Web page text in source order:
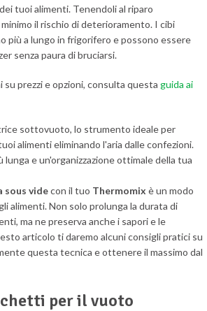
tuoi alimenti. Tenendoli al riparo
minimo il rischio di deterioramento. I cibi
più a lungo in frigorifero e possono essere
senza paura di bruciarsi.
su prezzi e opzioni, consulta questa guida ai
sous videcon il tuo Thermomix è un modo
alimenti. Non solo prolunga la durata di
ma ne preserva anche i sapori e le
articolo ti daremo alcuni consigli pratici su
questa tecnica e ottenere il massimo dal
per il vuoto